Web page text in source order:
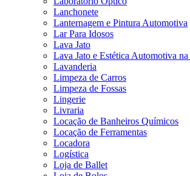
Lanchonete
Lanternagem e Pintura Automotiva
Lar Para Idosos
Lava Jato
Lava Jato e Estética Automotiva
Lavanderia
Limpeza de Carros
Limpeza de Fossas
Lingerie
Livraria
Locação de Banheiros Químicos
Locação de Ferramentas
Locadora
Logística
Loja de Ballet